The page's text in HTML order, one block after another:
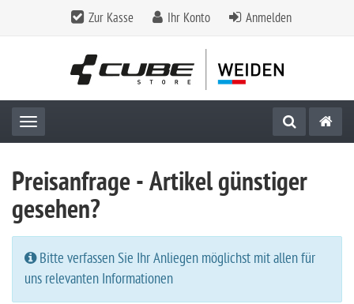
Zur Kasse Ihr Konto Anmelden
Toggle navigation
Preisanfrage - Artikel günstiger
gesehen?
Bitte verfassen Sie Ihr Anliegen möglichst mit allen für
uns relevanten Informationen